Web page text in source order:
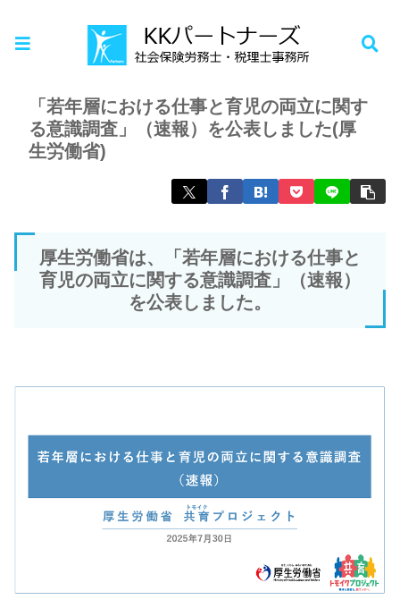
お知らせ
「若年層における仕事と育児の両立に関す
る意識調査」（速報）を公表しました(厚
生労働省)
厚生労働省は、「若年層における仕事と
育児の両立に関する意識調査」（速報）
を公表しました。